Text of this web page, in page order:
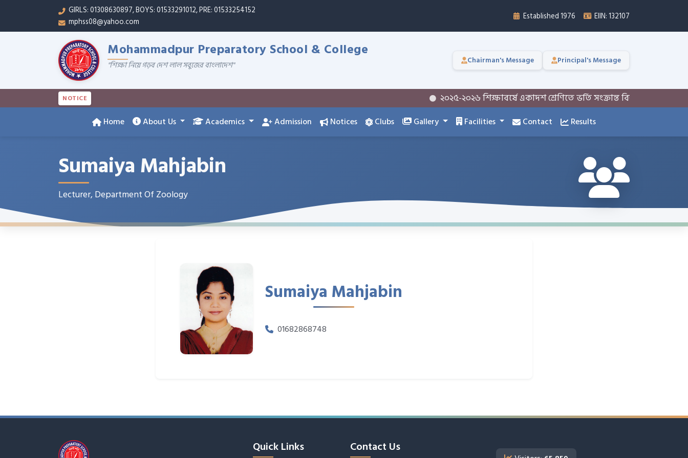
GIRLS: 01308630897, BOYS: 01533291012, PRE: 01533254152
mphss08@yahoo.com
Established 1976 EIIN: 132107
Mohammadpur Preparatory School & College
"শিক্ষা নিয়ে গড়ব দেশ লাল সবুজের বাংলাদেশ" Chairman's Message Principal's Message
NOTICE ২০২৫-২০২৬ শিক্ষাবর্ষে একাদশ শ্রেণিতে ভর্তি সংক্রান্ত বিজ্ঞপ্তি
Home About Us Academics Admission Notices Clubs Gallery Facilities Contact Results
Sumaiya Mahjabin
Lecturer, Department Of Zoology
Sumaiya Mahjabin
01682868748
Quick Links Contact Us